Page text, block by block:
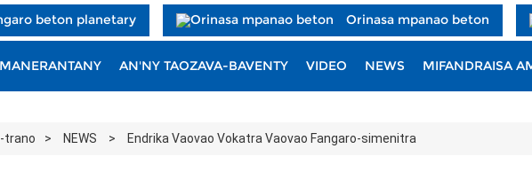
beton planetary Orinasa mpanao beton
AN'NY TAOZAVA-BAVENTY VIDEO NEWS MIFANDRAISA
trano NEWS Endrika Vaovao Vokatra Vaovao Fangaro-simenitra